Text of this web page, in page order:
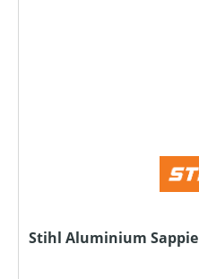
Stihl Aluminium Sappie